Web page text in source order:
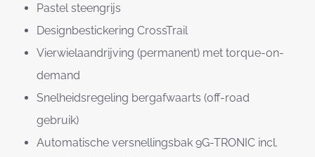
Pastel steengrijs
Designbestickering CrossTrail
Vierwielaandrijving (permanent) met torque-on-
demand
Snelheidsregeling bergafwaarts (off-road
gebruik)
Automatische versnellingsbak 9G-TRONIC incl.